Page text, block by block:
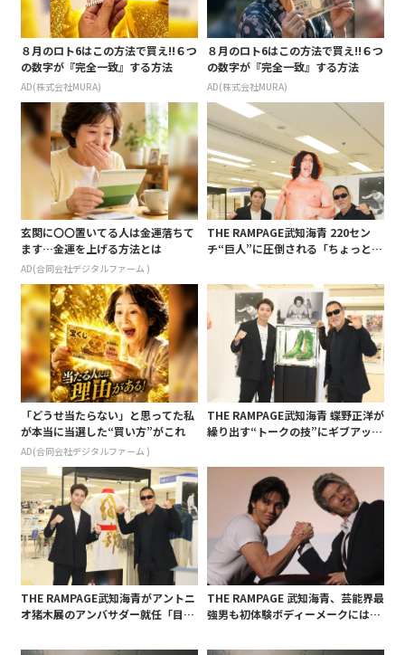
８月のロト6はこの方法で買え!!６つ
の数字が『完全一致』する方法
AD(株式会社MURA)
８月のロト6はこの方法で買え!!６つ
の数字が『完全一致』する方法
AD(株式会社MURA)
玄関に〇〇置いてる人は金運落ちて
ます…金運を上げる方法とは
AD(合同会社デジタルファーム )
THE RAMPAGE武知海青 220セン
チ“巨人”に圧倒される「ちょっと戦
「どうせ当たらない」と思ってた私
が本当に当選した“買い方”がこれ
AD(合同会社デジタルファーム )
THE RAMPAGE武知海青 蝶野正洋が
繰り出す“トークの技”にギブアップ
THE RAMPAGE武知海青がアントニ
オ猪木展のアンバサダー就任「目指
THE RAMPAGE 武知海青、芸能界最
強男も初体験ボディーメークには苦
し、食事で脂肪削り…」